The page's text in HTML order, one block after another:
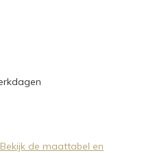
Bekijk de maattabel en